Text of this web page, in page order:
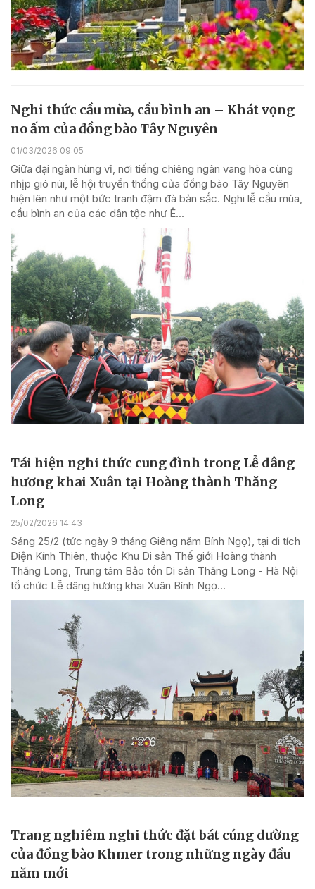
Nghi thức cầu mùa, cầu bình an – Khát vọng
no ấm của đồng bào Tây Nguyên
01/03/2026 09:05
Giữa đại ngàn hùng vĩ, nơi tiếng chiêng ngân vang hòa cùng
nhịp gió núi, lễ hội truyền thống của đồng bào Tây Nguyên
hiện lên như một bức tranh đậm đà bản sắc. Nghi lễ cầu mùa,
cầu bình an của các dân tộc như Ê...
Tái hiện nghi thức cung đình trong Lễ dâng
hương khai Xuân tại Hoàng thành Thăng
Long
25/02/2026 14:43
Sáng 25/2 (tức ngày 9 tháng Giêng năm Bính Ngọ), tại di tích
Điện Kính Thiên, thuộc Khu Di sản Thế giới Hoàng thành
Thăng Long, Trung tâm Bảo tồn Di sản Thăng Long - Hà Nội
tổ chức Lễ dâng hương khai Xuân Bính Ngọ...
Trang nghiêm nghi thức đặt bát cúng dường
của đồng bào Khmer trong những ngày đầu
năm mới